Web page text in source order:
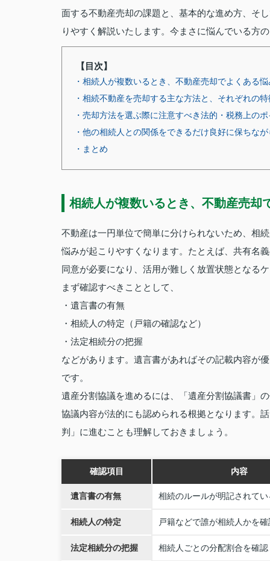
面する不動産売却の課題と、基本的な進め方、そ
りやすく解説いたします。今まさに悩んでいる方
【目次】
・相続人が複数いるとき、不動産売却でよくある
・相続不動産を売却する主な方法と、それぞれの
・売却方法を選ぶ際に注意すべき法的・税務上の
・他の相続人との関係をできるだけ良好に保ちな
・まとめ
相続人が複数いるとき、不動産売却
不動産は一円単位で簡単に分けられないため、相
悩みが起こりやすくなります。たとえば、共有名
同意が必要になり、活用が難しく放置状態となる
まず確認すべきこととして、
・遺言書の有無
・相続人の特定（戸籍の確認など）
・法定相続分の把握
などがあります。遺言書があればその記載内容が
です。
遺産分割協議を進めるには、「遺産分割協議書」
協議内容が法的にも認められる根拠となります。
判」に進むことも理解しておきましょう。
確認項目 内容
遺言書の有無 相続のルールが明記されてい
相続人の特定 戸籍などで誰が相続人かを確
法定相続分の把握 相続人ごとの分配割合を確認